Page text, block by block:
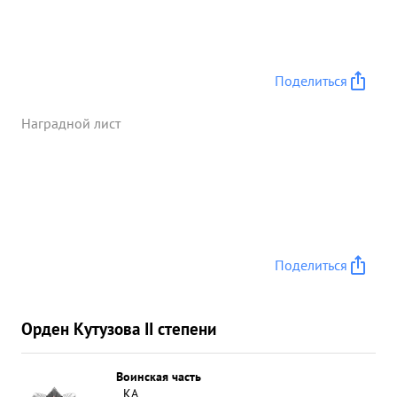
Поделиться
Наградной лист
Поделиться
Орден Кутузова II степени
Воинская часть
КА